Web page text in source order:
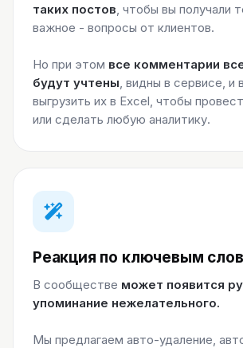
таких постов , чтобы вы получали
важное - вопросы от клиентов.
Но при этом все комментарии
будут учтены , видны в сервисе,
выгрузить их в Excel, чтобы
или сделать любую аналитику.
Реакция по ключевым
В сообществе может появится
упоминание нежелательного.
Мы предлагаем авто-удаление,